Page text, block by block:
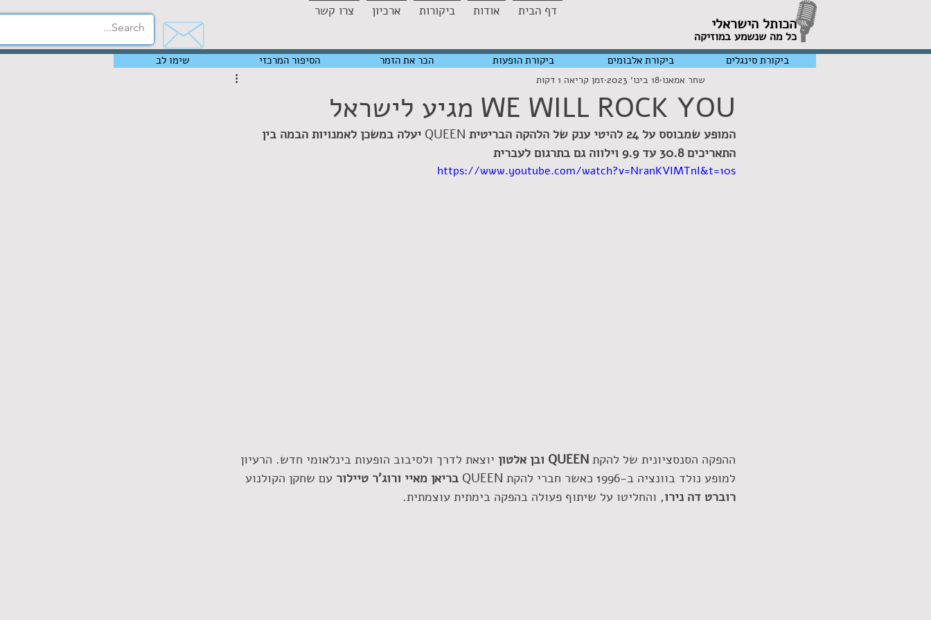
הכותל הישראלי
כל מה שנשמע במוזיקה
דף הבית אודות ביקורות ארכיון צרו קשר
WE WILL ROCK YOU מגיע לישראל
שחר אמאנו 18 בינו׳ 2023 זמן קריאה 1 דקות
המופע שמבוסס על 24 להיטי ענק של הלהקה הבריטית QUEEN יעלה במשכן לאמנויות הבמה בין
התאריכים 30.8 עד 9.9 וילווה גם בתרגום לעברית
https://www.youtube.com/watch?v=NranKVIMTnI&t=10s
ההפקה הסנסציונית של להקת QUEEN ובן אלטון
יוצאת לדרך ולסיבוב הופעות בינלאומי חדש. הרעיון
למופע נולד בוונציה ב-1996 כאשר חברי להקת QUEEN
בריאן מאיי ורוג'ר טיילור עם שחקן הקולנוע
רוברט דה נירו, והחליטו על שיתוף פעולה בהפקה בימתית עוצמתית.
שימו לב הסיפור המרכזי הכר את הזמר ביקורת הופעות ביקורת אלבומים ביקורת סינגלים